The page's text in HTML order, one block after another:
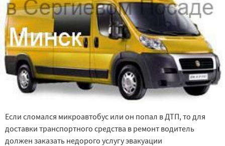
Если сломался микроавтобус или он попал в ДТП, то для
доставки транспортного средства в ремонт водитель
должен заказать недорого услугу эвакуации